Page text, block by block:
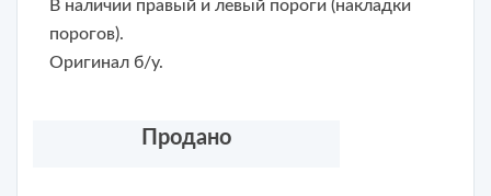
В наличии правый и левый пороги (накладки
порогов).
Оригинал б/у.
Продано